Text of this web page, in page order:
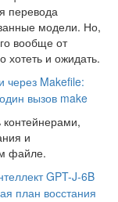
перевода
модели. Но,
вообще от
хотеть и ожидать.
через Makefile:
вызов make
контейнерами,
и
файле.
GPT-J-6B
план восстания